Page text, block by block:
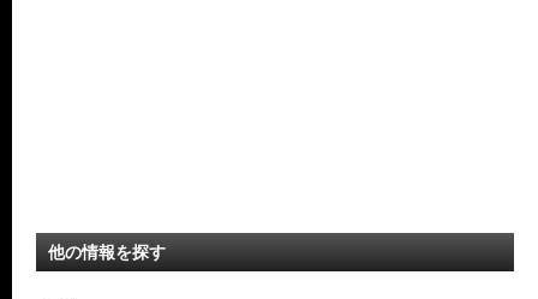
他の情報を探す